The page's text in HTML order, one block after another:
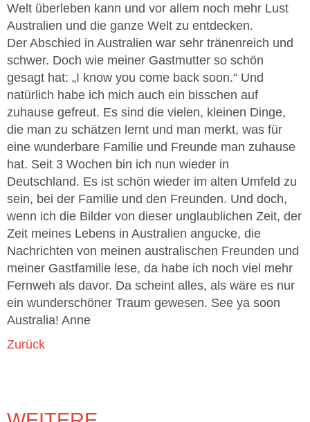
Welt überleben kann und vor allem noch mehr Lust
Australien und die ganze Welt zu entdecken.
Der Abschied in Australien war sehr tränenreich und
schwer. Doch wie meiner Gastmutter so schön
gesagt hat: „I know you come back soon.“ Und
natürlich habe ich mich auch ein bisschen auf
zuhause gefreut. Es sind die vielen, kleinen Dinge,
die man zu schätzen lernt und man merkt, was für
eine wunderbare Familie und Freunde man zuhause
hat. Seit 3 Wochen bin ich nun wieder in
Deutschland. Es ist schön wieder im alten Umfeld zu
sein, bei der Familie und den Freunden. Und doch,
wenn ich die Bilder von dieser unglaublichen Zeit, der
Zeit meines Lebens in Australien angucke, die
Nachrichten von meinen australischen Freunden und
meiner Gastfamilie lese, da habe ich noch viel mehr
Fernweh als davor. Da scheint alles, als wäre es nur
ein wunderschöner Traum gewesen. See ya soon
Australia! Anne
Zurück